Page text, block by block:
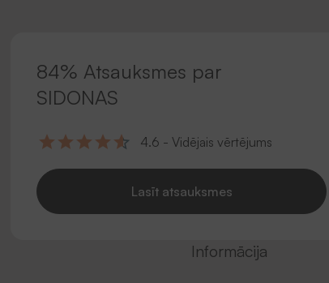
84% Atsauksmes par
SIDONAS
4.6 - Vidējais vērtējums
Lasīt atsauksmes
Informācija